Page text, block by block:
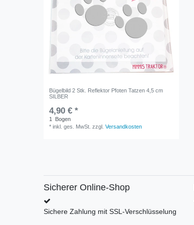
Bügelbild 2 Stk. Reflektor Pfoten Tatzen 4,5 cm
SILBER
4,90 € *
1
Bogen
*inkl. ges. MwSt. zzgl.Versandkosten
Sicherer Online-Shop
Sichere Zahlung mit SSL-Verschlüsselung